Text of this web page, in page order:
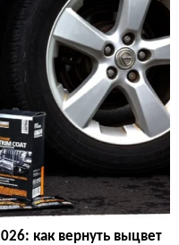
как вернуть выцвет